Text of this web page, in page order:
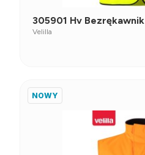
305901 Hv Bezrękawnik
Velilla
NOWY